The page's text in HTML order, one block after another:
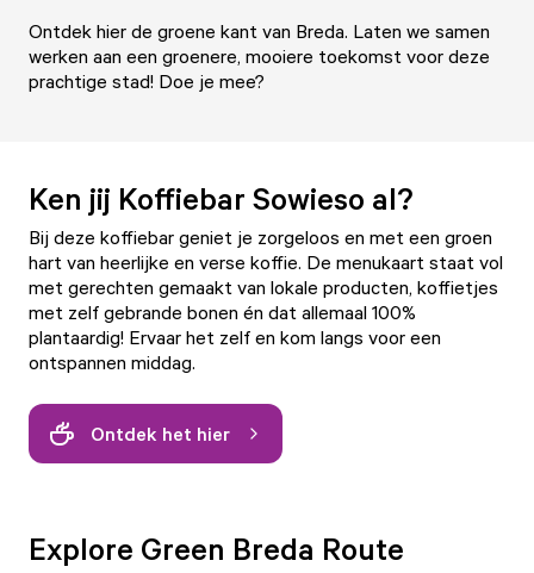
Ontdek hier de groene kant van Breda. Laten we samen
werken aan een groenere, mooiere toekomst voor deze
prachtige stad! Doe je mee?
Ken jij Koffiebar Sowieso al?
Bij deze koffiebar geniet je zorgeloos en met een groen
hart van heerlijke en verse koffie. De menukaart staat vol
met gerechten gemaakt van lokale producten, koffietjes
met zelf gebrande bonen én dat allemaal 100%
plantaardig! Ervaar het zelf en kom langs voor een
ontspannen middag.
Ontdek het hier
Explore Green Breda Route